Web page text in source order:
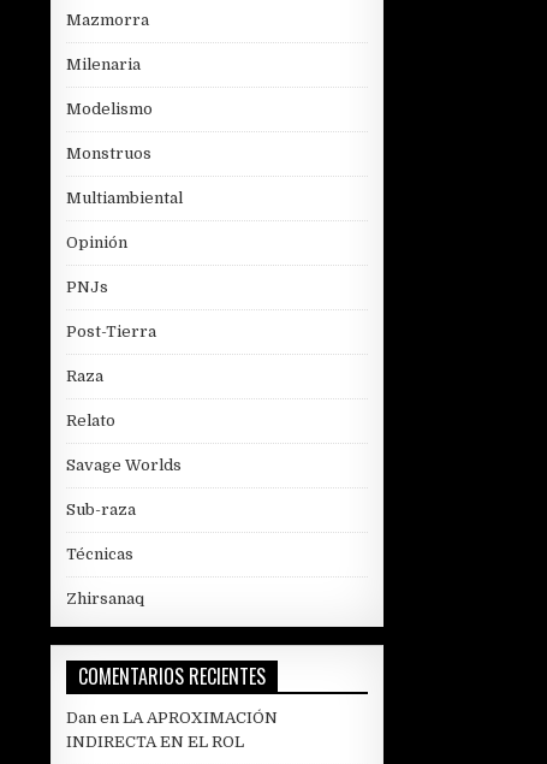
Mazmorra
Milenaria
Modelismo
Monstruos
Multiambiental
Opinión
PNJs
Post-Tierra
Raza
Relato
Savage Worlds
Sub-raza
Técnicas
Zhirsanaq
COMENTARIOS RECIENTES
Dan en LA APROXIMACIÓN
INDIRECTA EN EL ROL